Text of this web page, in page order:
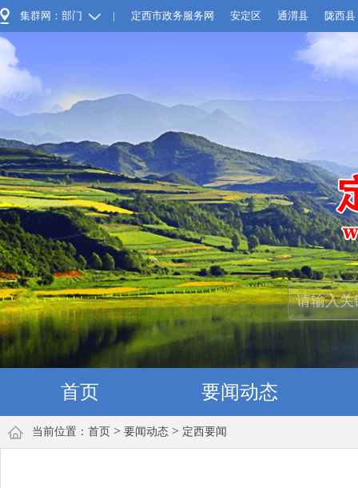
集群网：部门 | 定西市政务服务网 安定区 通渭县 陇西县
首页 要闻动态
当前位置： 首页 > 要闻动态 > 定西要闻